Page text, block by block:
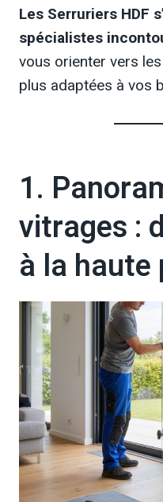
Les Serruriers HDF
spécialistes
vous orienter vers
plus adaptées à vos
1.
vitrages :
à la